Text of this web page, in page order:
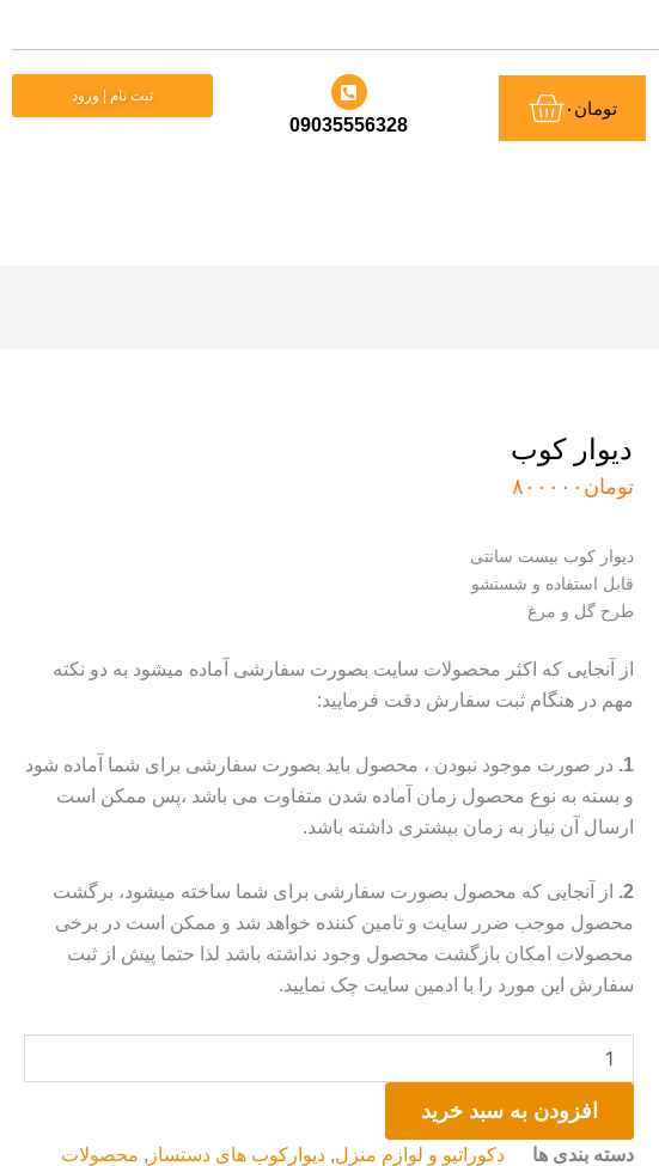
تومان ۰سبد
خرید
09035556328
ثبت نام | ورود
دیوار کوب
تومان ۸۰۰۰۰۰
دیوار کوب بیست سانتی
قابل استفاده و شستشو
طرح گل و مرغ
از آنجایی که اکثر محصولات سایت بصورت سفارشی آماده میشود به دو نکته
مهم در هنگام ثبت سفارش دقت فرمایید:
1. در صورت موجود نبودن ، محصول باید بصورت سفارشی برای شما آماده شود
و بسته به نوع محصول زمان آماده شدن متفاوت می باشد ،پس ممکن است
ارسال آن نیاز به زمان بیشتری داشته باشد.
2.
از آنجایی که محصول بصورت سفارشی برای شما ساخته میشود، برگشت
محصول موجب ضرر سایت و تامین کننده خواهد شد و ممکن است در برخی
محصولات امکان بازگشت محصول وجود نداشته باشد لذا حتما پیش از ثبت
سفارش این مورد را با ادمین سایت چک نمایید.
کوب
افزودن به سبد خرید
دسته بندی ها دکوراتیو و لوازم منزل,دیوارکوب های دستساز , محصولات